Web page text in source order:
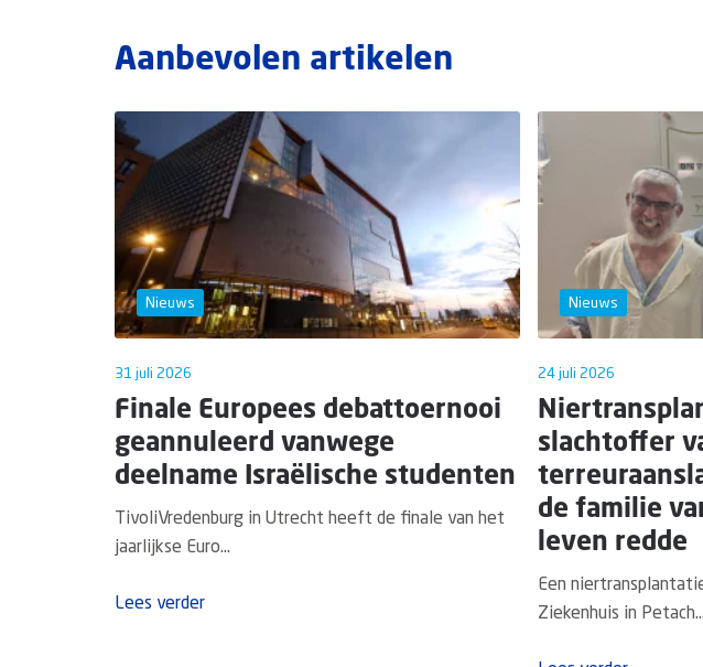
Aanbevolen artikelen
Nieuws
31 juli 2026
Finale Europees debattoernooi
geannuleerd vanwege
deelname Israëlische studenten
TivoliVredenburg in Utrecht heeft de finale van het
jaarlijkse Euro...
Lees verder
Nieuws
24 juli 2026
slachtoffer
de familie
leven redde
Een
Ziekenhuis in Petach...